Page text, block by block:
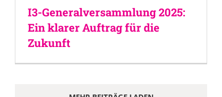
I3-Generalversammlung 2025:
Ein klarer Auftrag für die
Zukunft